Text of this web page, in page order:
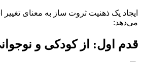
ایجاد یک ذهنیت ثروت ساز به معنای
می‌دهد:
قدم اول: از کودکی و